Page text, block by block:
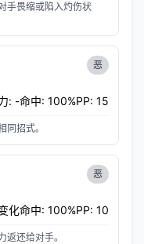
手畏缩或陷入灼伤状
恶
: -命中: 100%PP: 15
招式。
恶
化命中: 100%PP: 10
还给对手。